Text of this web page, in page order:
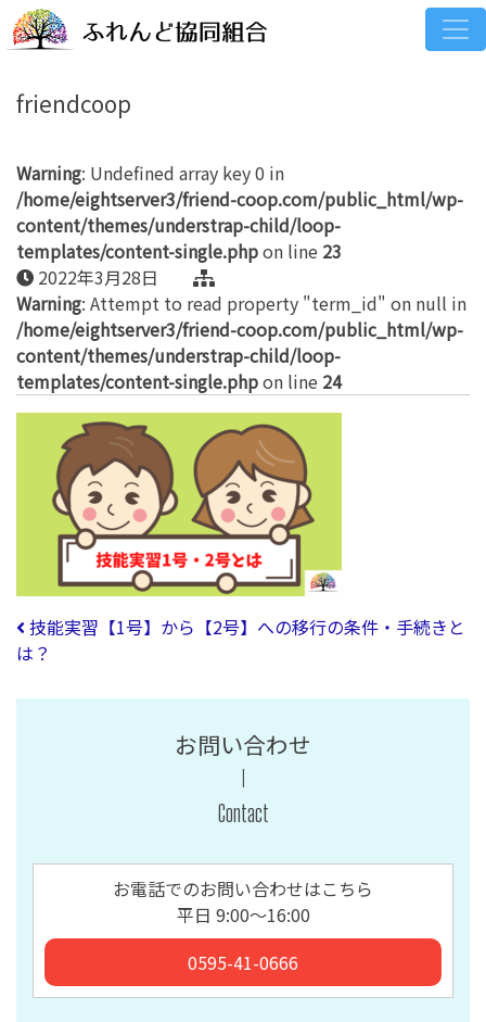
friendcoop
Warning: Undefined array key 0 in
/home/eightserver3/friend-coop.com/public_html/wp-
content/themes/understrap-child/loop-
templates/content-single.phpon line 23
2022年3月28日
Warning: Attempt to read property "term_id" on null in
/home/eightserver3/friend-coop.com/public_html/wp-
content/themes/understrap-child/loop-
templates/content-single.phpon line 24
投稿ナビゲーション
技能実習【1号】から【2号】への移行の条件・手続きと
は？
お問い合わせ
Contact
お電話でのお問い合わせはこちら
平日 9:00〜16:00
0595-41-0666